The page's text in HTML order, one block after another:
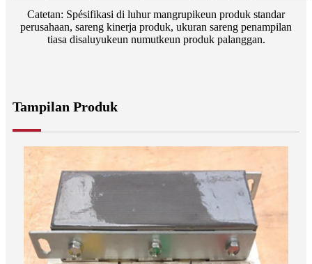
Catetan: Spésifikasi di luhur mangrupikeun produk standar
perusahaan, sareng kinerja produk, ukuran sareng penampilan
tiasa disaluyukeun numutkeun produk palanggan.
Tampilan Produk